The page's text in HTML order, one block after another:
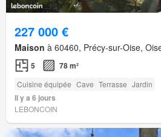
227 000 €
Maison à 60460, Précy-sur-Oise,
5 78 m²
Cuisine équipée Cave Terrasse Jardin
Il y a 6 jours
LEBONCOIN